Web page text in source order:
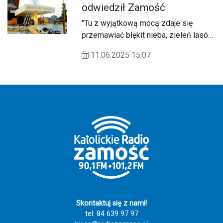
odwiedził Zamość
"Tu z wyjątkową mocą zdaje się
przemawiać błękit nieba, zieleń lasów
ptaków brzmi szczególnie znajomo –
lat od chwili, gdy papież Jan Paweł II
11.06.2025 15:07
Skontaktuj się z nami!
tel: 84 639 97 97